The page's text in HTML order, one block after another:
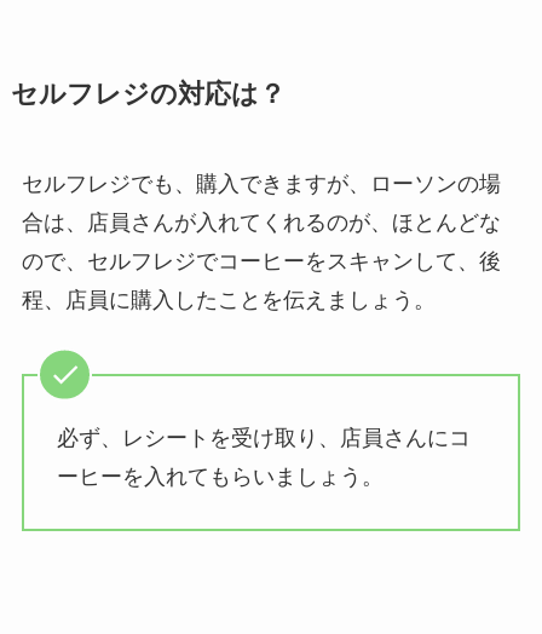
セルフレジの対応は？
セルフレジでも、購入できますが、ローソンの場
合は、店員さんが入れてくれるのが、ほとんどな
ので、セルフレジでコーヒーをスキャンして、後
程、店員に購入したことを伝えましょう。
必ず、レシートを受け取り、店員さんにコ
ーヒーを入れてもらいましょう。